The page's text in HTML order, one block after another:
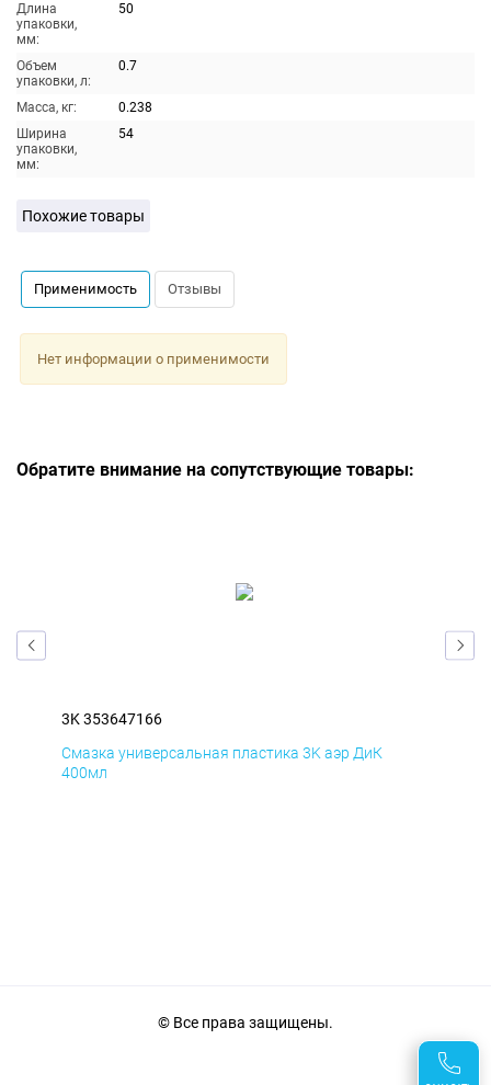
Длина
упаковки,
мм:
50
Объем
упаковки, л:
0.7
Масса, кг:
0.238
Ширина
упаковки,
мм:
54
Похожие товары
Применимость Отзывы
Нет информации о применимости
Обратите внимание на сопутствующие товары:
3K 353647166
Смазка универсальная пластика 3K аэр ДиК
400мл
© Все права защищены.